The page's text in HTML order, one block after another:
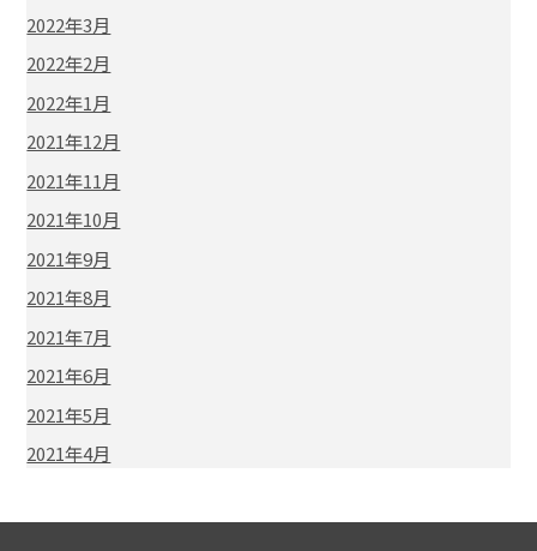
2022年3月
2022年2月
2022年1月
2021年12月
2021年11月
2021年10月
2021年9月
2021年8月
2021年7月
2021年6月
2021年5月
2021年4月